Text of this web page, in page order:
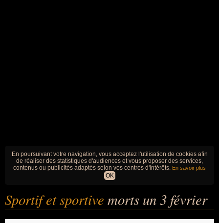
En poursuivant votre navigation, vous acceptez l'utilisation de cookies afin
de réaliser des statistiques d'audiences et vous proposer des services,
contenus ou publicités adaptés selon vos centres d'intérêts. En savoir plus
OK
Sportif et sportive morts un 3 février